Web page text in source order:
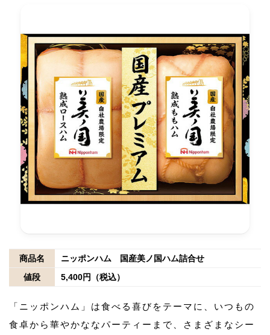
商品名
ニッポンハム 国産美ノ国ハム詰合せ
値段
5,400円（税込）
「ニッポンハム」は食べる喜びをテーマに、いつもの
食卓から華やかななパーティーまで、さまざまなシー